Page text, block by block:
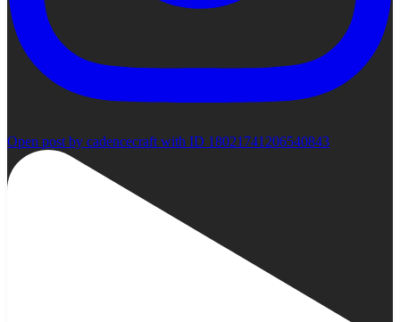
Open post by cadencecraft with ID 18021741206540843